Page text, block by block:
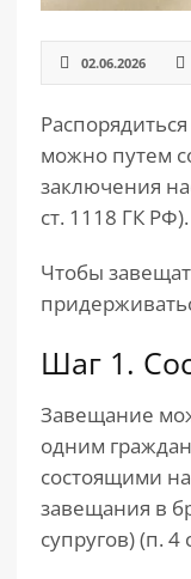
02.06.2026
можно путем
заключения
ст. 1118 ГК РФ).
Чтобы
Шаг 1.
Завещание
одним
состоящими
завещания в
супругов) (п. 4